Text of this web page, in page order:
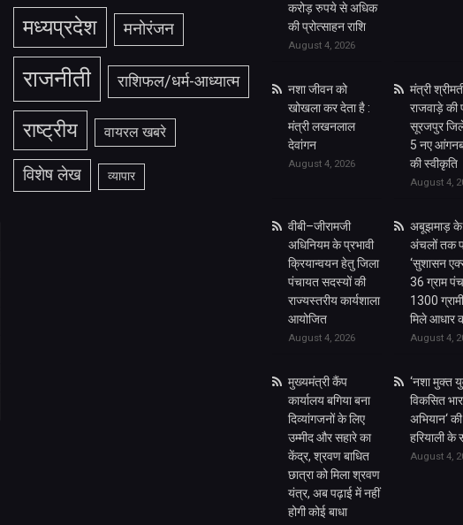
मध्यप्रदेश मनोरंजन
राजनीती राशिफल/धर्म-आध्यात्म
राष्ट्रीय वायरल खबरे
विशेष लेख व्यापार
करोड़ रुपये से अधिक
की प्रोत्साहन राशि
August 4, 2026
नशा जीवन को
खोखला कर देता है :
मंत्री लखनलाल
देवांगन
August 4, 2026
मंत्री
राजवाड़े
सूरजपुर
5 नए
की स्वीकृति
August 4,
वीबी–जीरामजी
अधिनियम के प्रभावी
क्रियान्वयन हेतु जिला
पंचायत सदस्यों की
राज्यस्तरीय कार्यशाला
आयोजित
August 4, 2026
अबूझमाड़ के
अंचलों तक
‘सुशासन
36 ग्राम
1300
मिले आधार
August 4,
मुख्यमंत्री कैंप
कार्यालय बगिया बना
दिव्यांगजनों के लिए
उम्मीद और सहारे का
केंद्र, श्रवण बाधित
छात्रा को मिला श्रवण
यंत्र, अब पढ़ाई में नहीं
होगी कोई बाधा
‘नशा मुक्त
विकसित
अभियान‘
हरियाली
August 4,